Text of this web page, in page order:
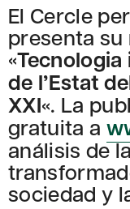
El Cercle
presenta
«
de l’Estat
XXI«. La
gratuita a
análisis de
sociedad y